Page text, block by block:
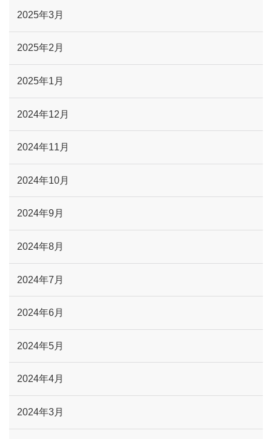
2025年3月
2025年2月
2025年1月
2024年12月
2024年11月
2024年10月
2024年9月
2024年8月
2024年7月
2024年6月
2024年5月
2024年4月
2024年3月